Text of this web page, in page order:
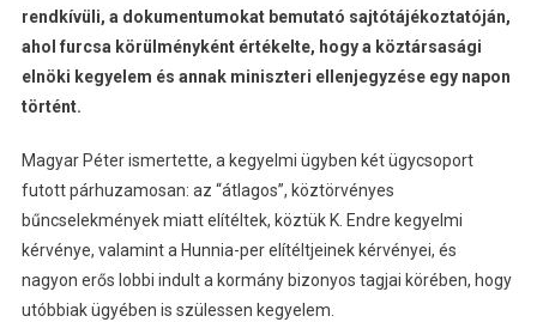
rendkívüli, a dokumentumokat bemutató sajtótájékoztatóján,
ahol furcsa körülményként értékelte, hogy a köztársasági
elnöki kegyelem és annak miniszteri ellenjegyzése egy napon
történt.
Magyar Péter ismertette, a kegyelmi ügyben két ügycsoport
futott párhuzamosan: az “átlagos”, köztörvényes
bűncselekmények miatt elítéltek, köztük K. Endre kegyelmi
kérvénye, valamint a Hunnia-per elítéltjeinek kérvényei, és
nagyon erős lobbi indult a kormány bizonyos tagjai körében, hogy
utóbbiak ügyében is szülessen kegyelem.